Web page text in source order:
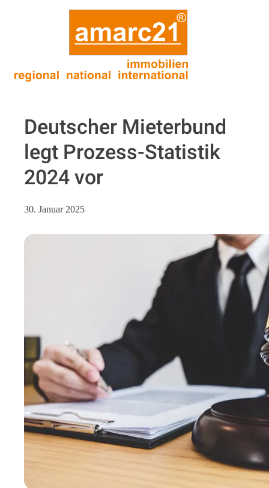
Deutscher Mieterbund
legt Prozess-Statistik
2024 vor
30. Januar 2025